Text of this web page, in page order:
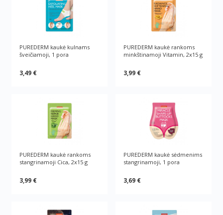
PUREDERM kaukė kulnams
šveičiamoji, 1 pora
3,49 €
PUREDERM kaukė rankoms
minkštinamoji Vitamin, 2x15 g
3,99 €
PUREDERM kaukė rankoms
stangrinamoji Cica, 2x15 g
3,99 €
PUREDERM kaukė sėdmenims
stangrinamoji, 1 pora
3,69 €